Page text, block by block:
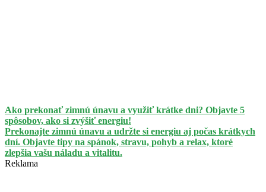
Ako prekonať zimnú únavu a využiť krátke dni? Objavte 5
spôsobov, ako si zvýšiť energiu!
Prekonajte zimnú únavu a udržte si energiu aj počas krátkych
dní. Objavte tipy na spánok, stravu, pohyb a relax, ktoré
zlepšia vašu náladu a vitalitu.
Reklama